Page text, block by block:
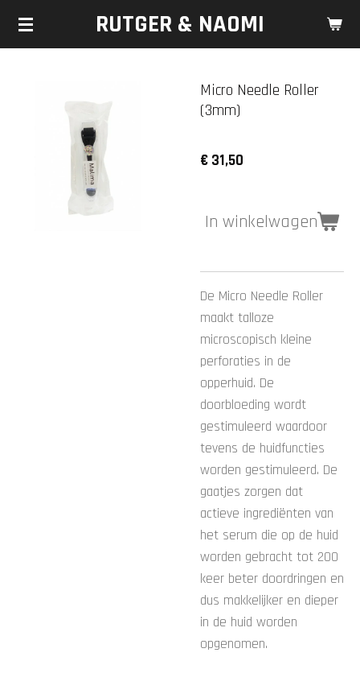
Ga
hoofdinhoud
RUTGER & NAOMI
Micro Needle Roller
(3mm)
€ 31,50
In winkelwagen
De Micro Needle Roller
maakt talloze
microscopisch kleine
perforaties in de
opperhuid. De
doorbloeding wordt
gestimuleerd waardoor
tevens de huidfuncties
worden gestimuleerd. De
gaatjes zorgen dat
actieve ingrediënten van
het serum die op de huid
worden gebracht tot 200
keer beter doordringen en
dus makkelijker en dieper
in de huid worden
opgenomen.